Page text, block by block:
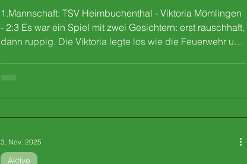
1.Mannschaft: TSV Heimbuchenthal - Viktoria Mömlingen
- 2:3 Es war ein Spiel mit zwei Gesichtern: erst rauschhaft,
dann ruppig. Die Viktoria legte los wie die Feuerwehr und
der TSV wirkte völlig überrumpelt. Nur drei Minuten später
ein Slapstick-Treffer, der symptomatisch für die
Aktive
3. Nov. 2025